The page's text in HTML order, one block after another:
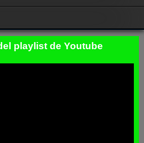
playlist de Youtube